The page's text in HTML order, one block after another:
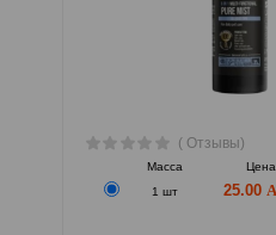
( Отзывы)
Масса Цена
1 шт
25.00